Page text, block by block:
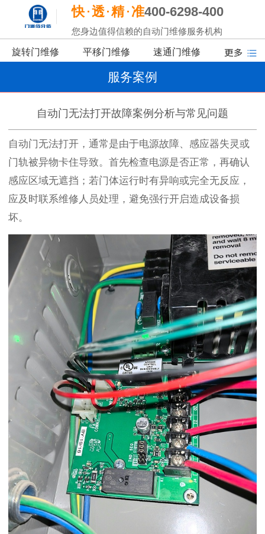
快 透 精 准400-6298-400
您身边值得信赖的自动门维修服务机构
旋转门维修 平移门维修 速通门维修
服务案例
自动门无法打开故障案例分析与常见问题
自动门无法打开，通常是由于电源故障、感应器失灵或
门轨被异物卡住导致。首先检查电源是否正常，再确认
感应区域无遮挡；若门体运行时有异响或完全无反应，
应及时联系维修人员处理，避免强行开启造成设备损
坏。